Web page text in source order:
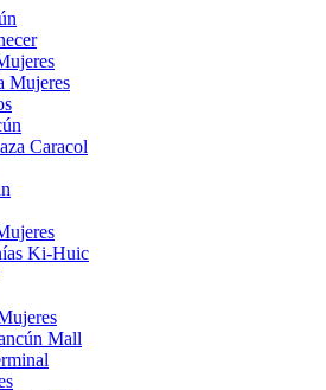
Mujeres
Caracol
Ki-Huic
Mall